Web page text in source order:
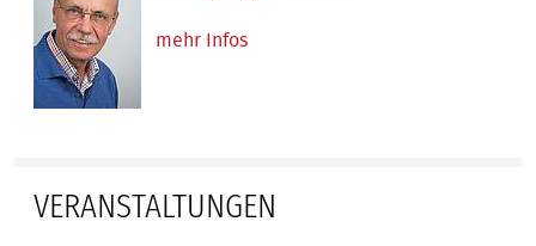
mehr Infos
VERANSTALTUNGEN